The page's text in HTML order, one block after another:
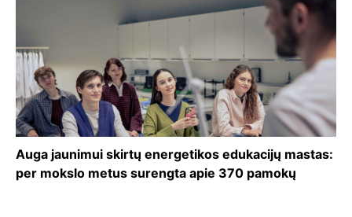
Auga jaunimui skirtų energetikos edukacijų mastas:
per mokslo metus surengta apie 370 pamokų